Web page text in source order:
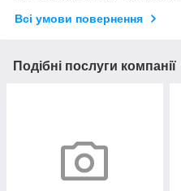
Всі умови повернення
Подібні послуги компанії